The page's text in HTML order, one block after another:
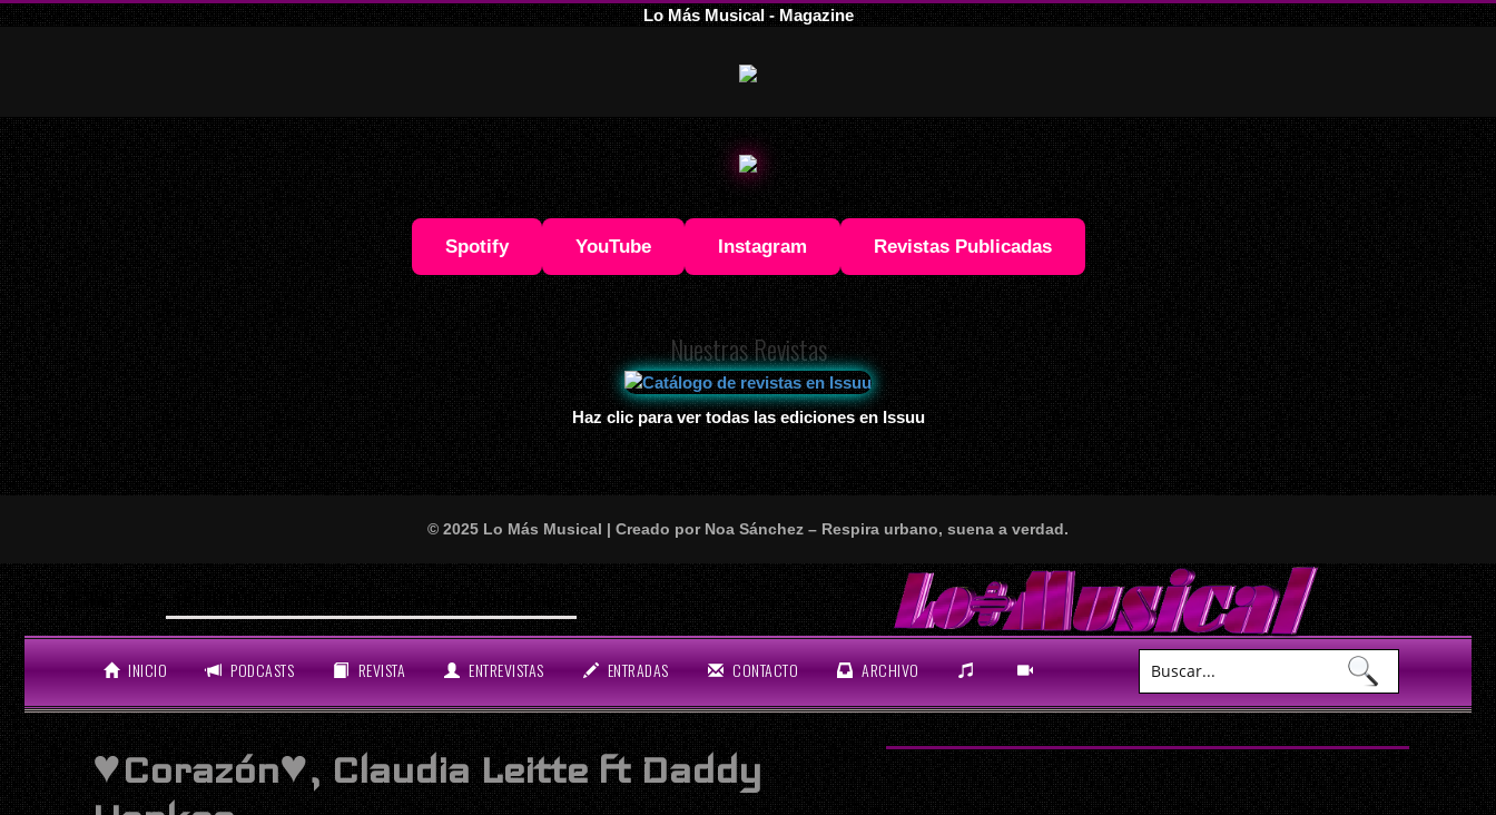
Lo Más Musical - Magazine
Spotify YouTube Instagram Revistas Publicadas
Nuestras Revistas
Haz clic para ver todas las ediciones en Issuu
© 2025 Lo Más Musical | Creado por Noa Sánchez – Respira urbano, suena a verdad.
LO ÚLTIMO Will Smith se
INICIO PODCASTS REVISTA ENTREVISTAS ENTRADAS CONTACTO ARCHIVO
♥Corazón♥, Claudia Leitte ft Daddy